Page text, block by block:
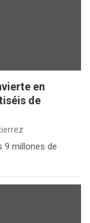
en
de
9 millones de